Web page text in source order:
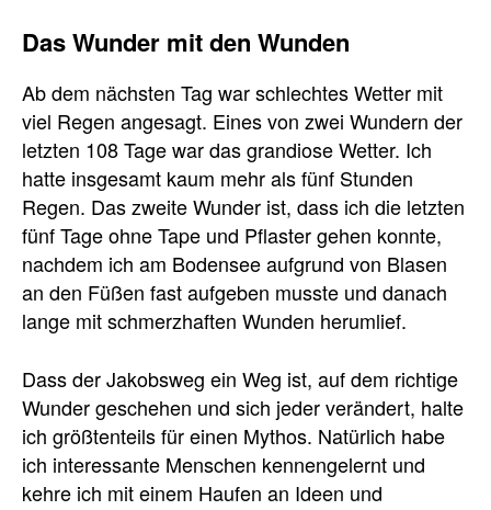
Das Wunder mit den Wunden
Ab dem nächsten Tag war schlechtes Wetter mit
viel Regen angesagt. Eines von zwei Wundern der
letzten 108 Tage war das grandiose Wetter. Ich
hatte insgesamt kaum mehr als fünf Stunden
Regen. Das zweite Wunder ist, dass ich die letzten
fünf Tage ohne Tape und Pflaster gehen konnte,
nachdem ich am Bodensee aufgrund von Blasen
an den Füßen fast aufgeben musste und danach
lange mit schmerzhaften Wunden herumlief.
Dass der Jakobsweg ein Weg ist, auf dem richtige
Wunder geschehen und sich jeder verändert, halte
ich größtenteils für einen Mythos. Natürlich habe
ich interessante Menschen kennengelernt und
kehre ich mit einem Haufen an Ideen und